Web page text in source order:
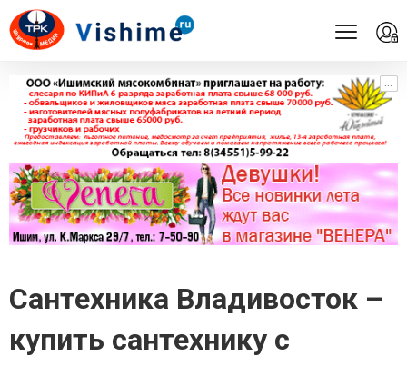
...
...
Сантехника Владивосток –
купить сантехнику с